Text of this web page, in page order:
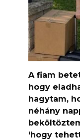
A fiam
hogy
hagytam,
néhány
‘hogy